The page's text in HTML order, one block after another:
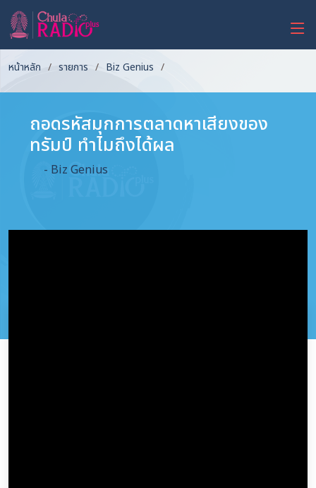
หน้าหลัก รายการ Biz Genius
ถอดรหัสมุกการตลาดหาเสียงของ
ทรัมป์ ทำไมถึงได้ผล
- Biz Genius